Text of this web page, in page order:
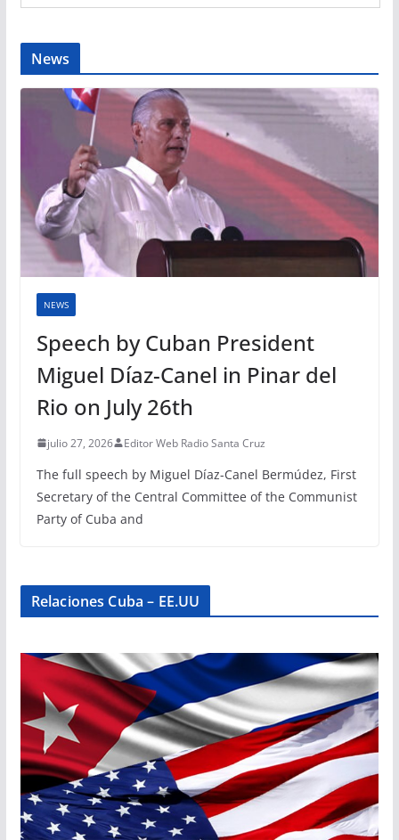
News
NEWS
Speech by Cuban President
Miguel Díaz-Canel in Pinar del
Rio on July 26th
julio 27, 2026 Editor Web Radio Santa Cruz
The full speech by Miguel Díaz-Canel Bermúdez, First
Secretary of the Central Committee of the Communist
Party of Cuba and
Relaciones Cuba – EE.UU